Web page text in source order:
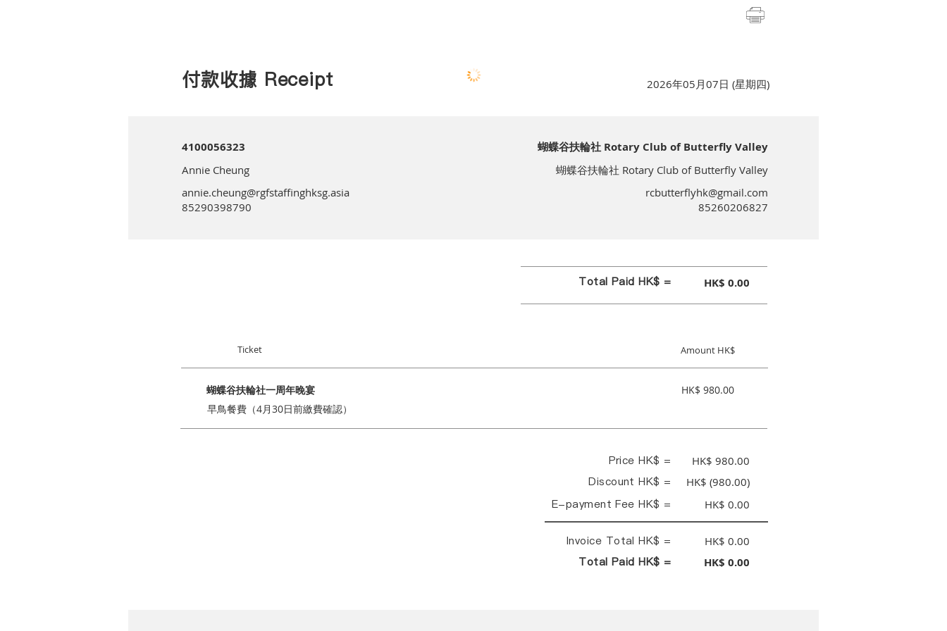
付款收據 Receipt 2026年05月07日 (星期四)
4100056323
Annie Cheung
annie.cheung@rgfstaffinghksg.asia
85290398790
蝴蝶谷扶輪社 Rotary Club of Butterfly Valley
蝴蝶谷扶輪社 Rotary Club of Butterfly Valley
rcbutterflyhk@gmail.com
85260206827
Total Paid HK$ = HK$ 0.00
Ticket Amount HK$
蝴蝶谷扶輪社一周年晚宴
HK$ 980.00
早鳥餐費（4月30日前繳費確認）
Price HK$ = HK$ 980.00
Discount HK$ = HK$ (980.00)
E-payment Fee HK$ = HK$ 0.00
Invoice Total HK$ = HK$ 0.00
Total Paid HK$ = HK$ 0.00